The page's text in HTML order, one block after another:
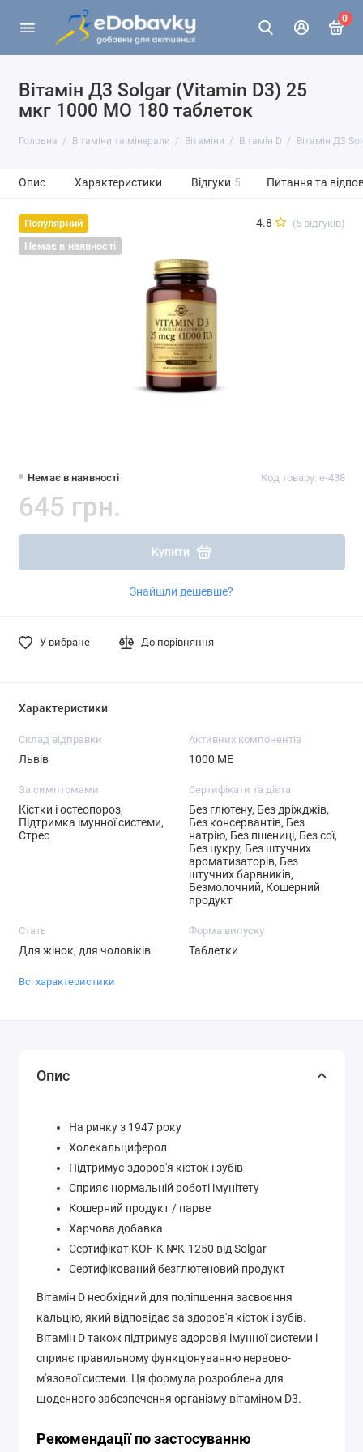
0
Вітамін Д3 Solgar (Vitamin D3) 25
мкг 1000 МО 180 таблеток
Головна Вітаміни та мінерали Вітаміни Вітамін D Вітамін Д3
Опис Характеристики Відгуки 5 Питання та
Популярний
Немає в наявності
4.8 (5 відгуків)
Немає в наявності Код товару: e-438
645 грн.
Купити
Знайшли дешевше?
У вибране До порівняння
Характеристики
Склад відправки
Львів
Активних компонентів
1000 МЕ
За симптомами
Кістки і остеопороз,
Підтримка імунної системи,
Стрес
Сертифікати та дієта
Без глютену, Без дріжджів,
Без консервантів, Без
натрію, Без пшениці, Без сої,
Без цукру, Без штучних
ароматизаторів, Без
штучних барвників,
Безмолочний, Кошерний
продукт
Стать
Для жінок, для чоловіків
Форма випуску
Таблетки
Всі характеристики
Опис
На ринку з 1947 року
Холекальциферол
Підтримує здоров'я кісток і зубів
Сприяє нормальній роботі імунітету
Кошерний продукт / парве
Харчова добавка
Сертифікат KOF-K №K-1250 від Solgar
Сертифікований безглютеновий продукт
Вітамін D необхідний для поліпшення засвоєння
кальцію, який відповідає за здоров'я кісток і зубів.
Вітамін D також підтримує здоров'я імунної системи і
сприяє правильному функціонуванню нервово-
м'язової системи. Ця формула розроблена для
щоденного забезпечення організму вітаміном D3.
Рекомендації по застосуванню